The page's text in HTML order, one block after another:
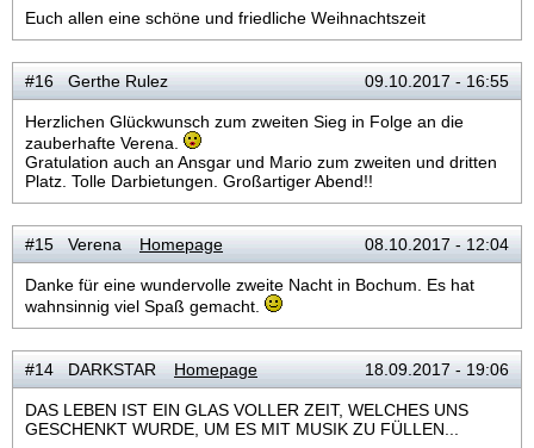
Euch allen eine schöne und friedliche Weihnachtszeit
#16 Gerthe Rulez 09.10.2017 - 16:55
Herzlichen Glückwunsch zum zweiten Sieg in Folge an die
zauberhafte Verena.
Gratulation auch an Ansgar und Mario zum zweiten und dritten
Platz. Tolle Darbietungen. Großartiger Abend!!
#15 Verena Homepage 08.10.2017 - 12:04
Danke für eine wundervolle zweite Nacht in Bochum. Es hat
wahnsinnig viel Spaß gemacht.
#14 DARKSTAR Homepage 18.09.2017 - 19:06
DAS LEBEN IST EIN GLAS VOLLER ZEIT, WELCHES UNS
GESCHENKT WURDE, UM ES MIT MUSIK ZU FÜLLEN...